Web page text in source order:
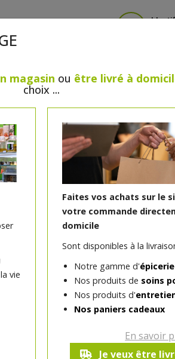
SANS GLUTEN, SANS
HUILES ESSENTIELLES MAISON
magasin ou être livré à
choix ...
vie
Faites vos achats sur le
votre commande
domicile
Sont disponibles à la
Notre gamme d'
Nos produits de soins
Nos produits d'
Nos paniers cadeaux
En savoir
Je veux être
Savon marseille cube
huile végétale
1 pc +